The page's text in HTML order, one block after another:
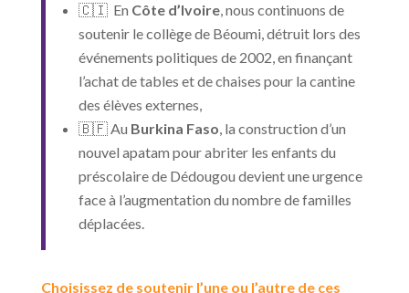
🇨🇮 En Côte d’Ivoire, nous continuons de
soutenir le collège de Béoumi, détruit lors des
événements politiques de 2002, en finançant
l’achat de tables et de chaises pour la cantine
des élèves externes,
🇧🇫 Au Burkina Faso, la construction d’un
nouvel apatam pour abriter les enfants du
préscolaire de Dédougou devient une urgence
face à l’augmentation du nombre de familles
déplacées.
Choisissez de soutenir l’une ou l’autre de ces